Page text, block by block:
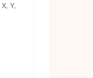
X, Y,